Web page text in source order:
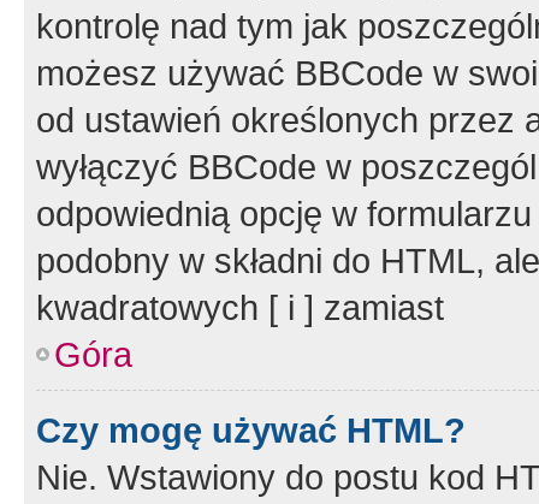
kontrolę nad tym jak
możesz używać BBCode w
od ustawień określonych przez
wyłączyć BBCode w
odpowiednią opcję w
podobny w składni do HTML,
kwadratowych [ i ] zamiast
Góra
Czy mogę używać HTML?
Nie. Wstawiony do postu kod